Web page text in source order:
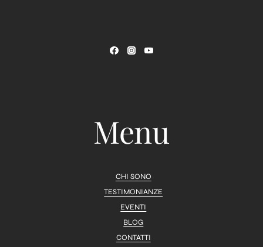
Menu
CHI SONO
TESTIMONIANZE
EVENTI
BLOG
CONTATTI